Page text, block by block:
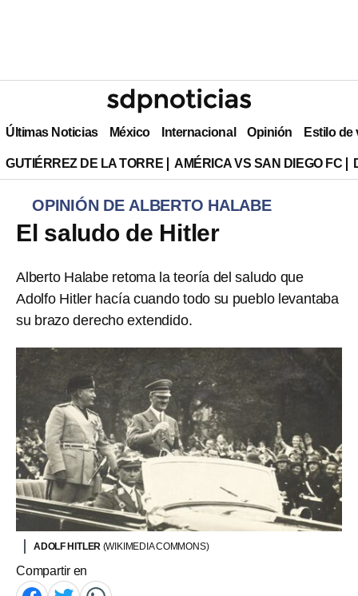
Últimas Noticias México Internacional Opinión Estilo de
GUTIÉRREZ DE LA TORRE AMÉRICA VS SAN DIEGO FC
OPINIÓN DE ALBERTO HALABE
El saludo de Hitler
Alberto Halabe retoma la teoría del saludo que
Adolfo Hitler hacía cuando todo su pueblo levantaba
su brazo derecho extendido.
ADOLF HITLER (WIKIMEDIA COMMONS)
Compartir en